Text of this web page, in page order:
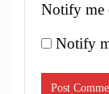
Notify me
Notify